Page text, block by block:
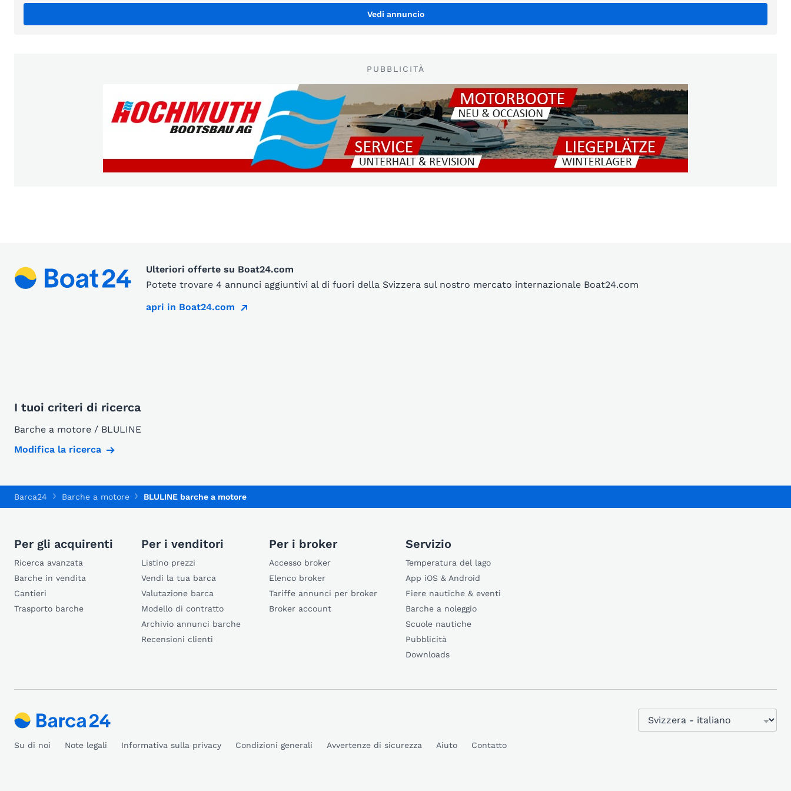
Vedi annuncio
PUBBLICITÀ
Ulteriori offerte su Boat24.com
Potete trovare 4 annunci aggiuntivi al di fuori della Svizzera sul nostro mercato internazionale Boat24.com
apri in Boat24.com
I tuoi criteri di ricerca
Barche a motore / BLULINE
Modifica la ricerca
Barca24 Barche a motore BLULINE barche a motore
Per gli acquirenti
Ricerca avanzata
Barche in vendita
Cantieri
Trasporto barche
Per i venditori
Listino prezzi
Vendi la tua barca
Valutazione barca
Modello di contratto
Archivio annunci barche
Recensioni clienti
Per i broker
Accesso broker
Elenco broker
Tariffe annunci per broker
Broker account
Servizio
Temperatura del lago
App iOS & Android
Fiere nautiche & eventi
Barche a noleggio
Scuole nautiche
Pubblicità
Downloads
Su di noi Note legali Informativa sulla privacy Condizioni generali Avvertenze di sicurezza Aiuto Contatto